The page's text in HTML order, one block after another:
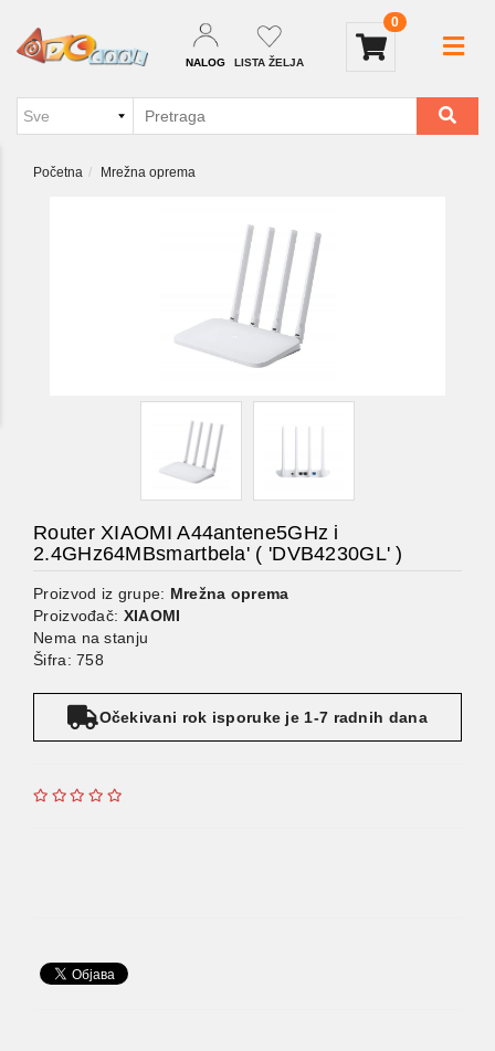
NALOG LISTA ŽELJA
0
Početna Mrežna oprema
Router XIAOMI A44antene5GHz i
2.4GHz64MBsmartbela' ( 'DVB4230GL' )
Proizvod iz grupe: Mrežna oprema
Proizvođač: XIAOMI
Nema na stanju
Šifra: 758
Očekivani rok isporuke je 1-7 radnih dana